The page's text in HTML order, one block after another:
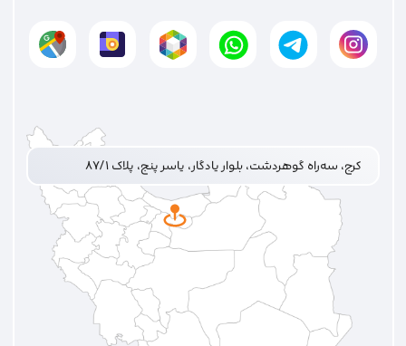
کرج، سه‌راه گوهردشت، بلوار یادگار، یاسر پنج، پلاک ۸۷/۱